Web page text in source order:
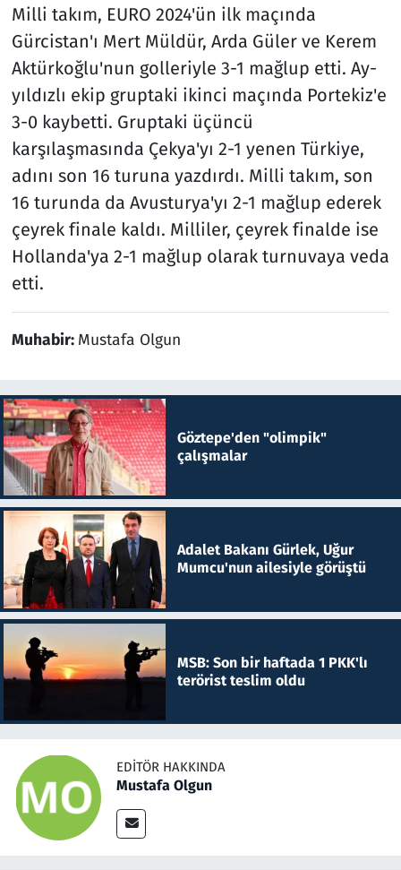
Milli takım, EURO 2024'ün ilk maçında
Gürcistan'ı Mert Müldür, Arda Güler ve Kerem
Aktürkoğlu'nun golleriyle 3-1 mağlup etti. Ay-
yıldızlı ekip gruptaki ikinci maçında Portekiz'e
3-0 kaybetti. Gruptaki üçüncü
karşılaşmasında Çekya'yı 2-1 yenen Türkiye,
adını son 16 turuna yazdırdı. Milli takım, son
16 turunda da Avusturya'yı 2-1 mağlup ederek
çeyrek finale kaldı. Milliler, çeyrek finalde ise
Hollanda'ya 2-1 mağlup olarak turnuvaya veda
etti.
Muhabir: Mustafa Olgun
Göztepe'den "olimpik"
çalışmalar
Adalet Bakanı Gürlek, Uğur
Mumcu'nun ailesiyle görüştü
MSB: Son bir haftada 1 PKK'lı
terörist teslim oldu
EDITÖR HAKKINDA
Mustafa Olgun